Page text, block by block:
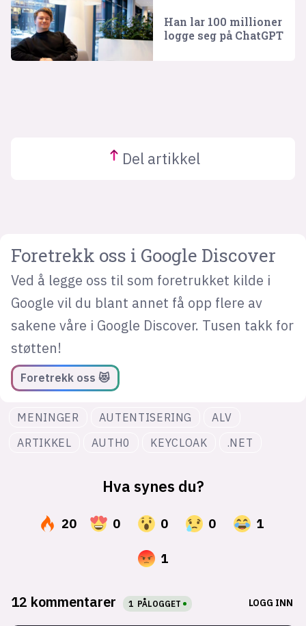
Han lar 100 millioner
logge seg på ChatGPT
Del artikkel
Foretrekk oss i Google Discover
Ved å legge oss til som foretrukket kilde i
Google vil du blant annet få opp flere av
sakene våre i Google Discover. Tusen takk for
støtten!
Foretrekk oss 😻
MENINGER AUTENTISERING
ALV
ARTIKKEL
AUTH0 KEYCLOAK .NET